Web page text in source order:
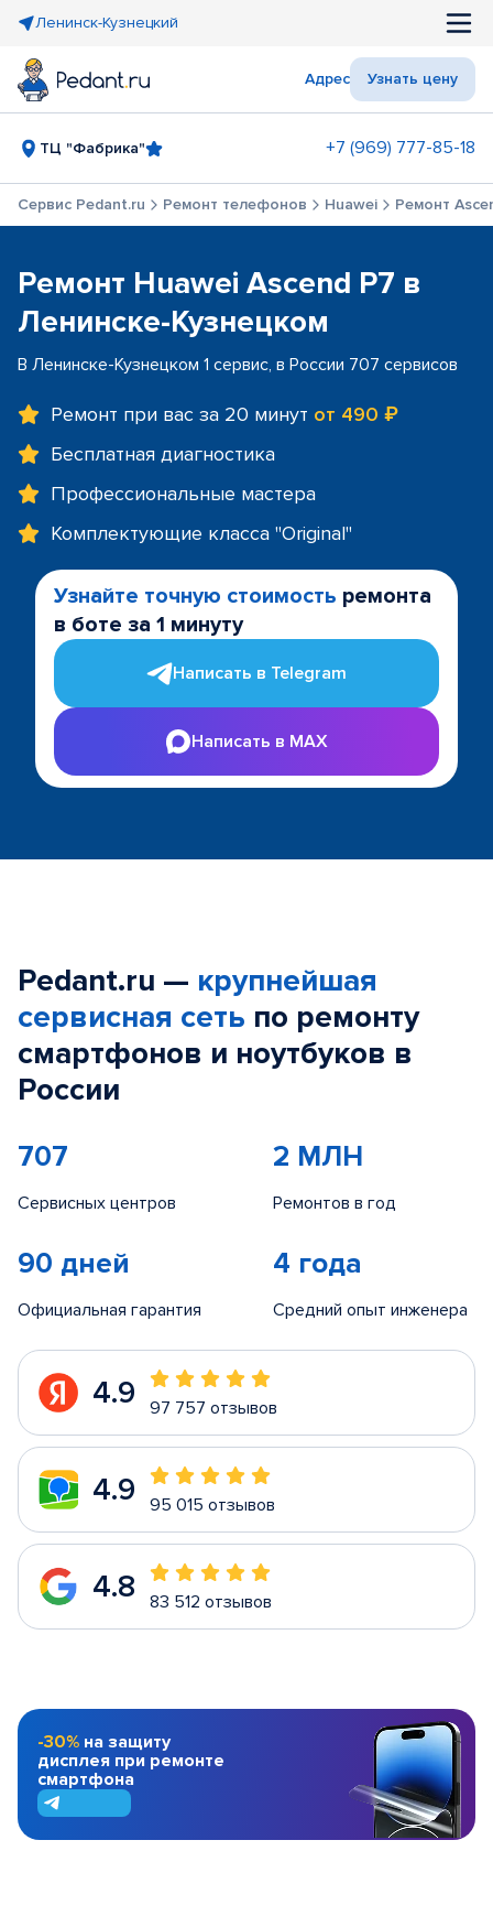
Ленинск-Кузнецкий
Адрес Узнать цену
ТЦ "Фабрика" +7 (969) 777-85-18
Сервис Pedant.ru Ремонт телефонов Huawei Ремонт
Ремонт Huawei Ascend P7 в
Ленинске-Кузнецком
В Ленинске-Кузнецком 1 сервис, в России 707 сервисов
Ремонт при вас за 20 минут от 490 ₽
Бесплатная диагностика
Профессиональные мастера
Комплектующие класса "Original"
Узнайте точную стоимость ремонта
в боте за 1 минуту
Написать в Telegram
Написать в MAX
Pedant.ru — крупнейшая
сервисная сеть по ремонту
смартфонов и ноутбуков в
России
707
Сервисных центров
2 МЛН
Ремонтов в год
90 дней
Официальная гарантия
4 года
Средний опыт инженера
4.9 97 757 отзывов
4.9 95 015 отзывов
4.8 83 512 отзывов
-30% на защиту
дисплея при ремонте
смартфона